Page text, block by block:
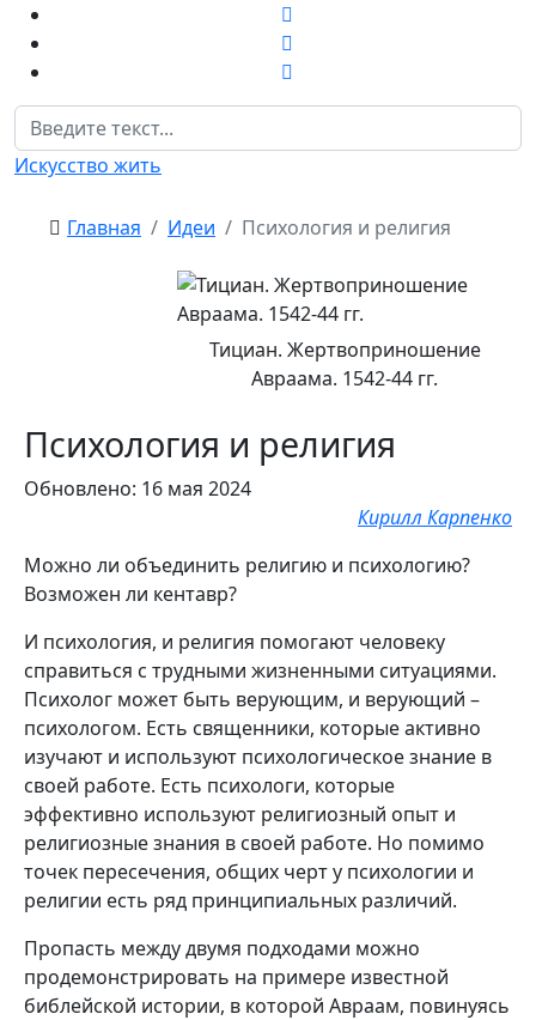
Искусство жить
Главная Идеи Психология и религия
Тициан. Жертвоприношение
Авраама. 1542-44 гг.
Психология и религия
Обновлено: 16 мая 2024
Кирилл Карпенко
Можно ли объединить религию и психологию?
Возможен ли кентавр?
И психология, и религия помогают человеку
справиться с трудными жизненными ситуациями.
Психолог может быть верующим, и верующий –
психологом. Есть священники, которые активно
изучают и используют психологическое знание в
своей работе. Есть психологи, которые
эффективно используют религиозный опыт и
религиозные знания в своей работе. Но помимо
точек пересечения, общих черт у психологии и
религии есть ряд принципиальных различий.
Пропасть между двумя подходами можно
продемонстрировать на примере известной
библейской истории, в которой Авраам, повинуясь